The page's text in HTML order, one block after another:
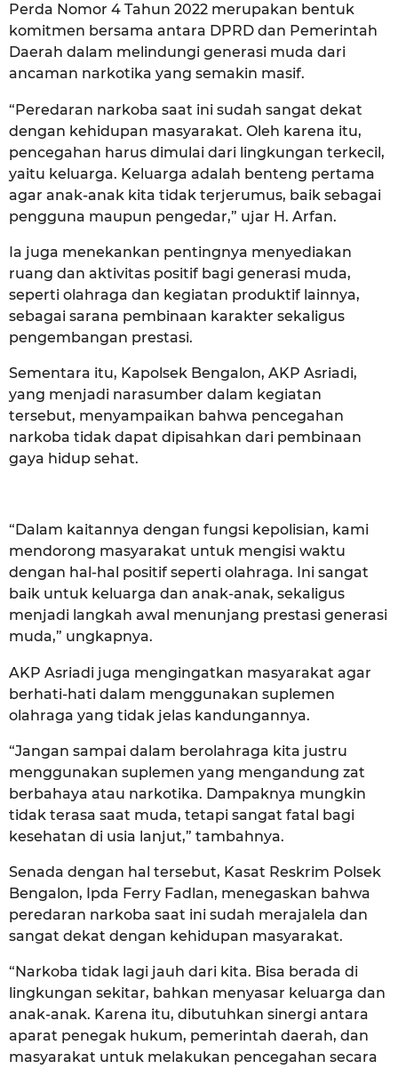
Perda Nomor 4 Tahun 2022 merupakan bentuk
komitmen bersama antara DPRD dan Pemerintah
Daerah dalam melindungi generasi muda dari
ancaman narkotika yang semakin masif.
“Peredaran narkoba saat ini sudah sangat dekat
dengan kehidupan masyarakat. Oleh karena itu,
pencegahan harus dimulai dari lingkungan terkecil,
yaitu keluarga. Keluarga adalah benteng pertama
agar anak-anak kita tidak terjerumus, baik sebagai
pengguna maupun pengedar,” ujar H. Arfan.
Ia juga menekankan pentingnya menyediakan
ruang dan aktivitas positif bagi generasi muda,
seperti olahraga dan kegiatan produktif lainnya,
sebagai sarana pembinaan karakter sekaligus
pengembangan prestasi.
Sementara itu, Kapolsek Bengalon, AKP Asriadi,
yang menjadi narasumber dalam kegiatan
tersebut, menyampaikan bahwa pencegahan
narkoba tidak dapat dipisahkan dari pembinaan
gaya hidup sehat.
“Dalam kaitannya dengan fungsi kepolisian, kami
mendorong masyarakat untuk mengisi waktu
dengan hal-hal positif seperti olahraga. Ini sangat
baik untuk keluarga dan anak-anak, sekaligus
menjadi langkah awal menunjang prestasi generasi
muda,” ungkapnya.
AKP Asriadi juga mengingatkan masyarakat agar
berhati-hati dalam menggunakan suplemen
olahraga yang tidak jelas kandungannya.
“Jangan sampai dalam berolahraga kita justru
menggunakan suplemen yang mengandung zat
berbahaya atau narkotika. Dampaknya mungkin
tidak terasa saat muda, tetapi sangat fatal bagi
kesehatan di usia lanjut,” tambahnya.
Senada dengan hal tersebut, Kasat Reskrim Polsek
Bengalon, Ipda Ferry Fadlan, menegaskan bahwa
peredaran narkoba saat ini sudah merajalela dan
sangat dekat dengan kehidupan masyarakat.
“Narkoba tidak lagi jauh dari kita. Bisa berada di
lingkungan sekitar, bahkan menyasar keluarga dan
anak-anak. Karena itu, dibutuhkan sinergi antara
aparat penegak hukum, pemerintah daerah, dan
masyarakat untuk melakukan pencegahan secara